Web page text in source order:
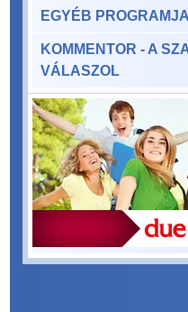
EGYÉB
KOMMENTOR - A
VÁLASZOL